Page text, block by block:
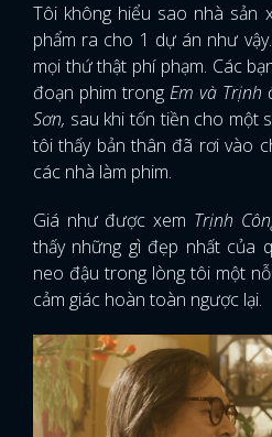
Tôi không hiểu sao nhà sản
phẩm ra cho 1 dự án như
mọi thứ thật phí phạm. Các
đoạn phim trong Em và Trịnh
Sơn, sau khi tốn tiền cho một
tôi thấy bản thân đã rơi vào
các nhà làm phim.
Giá như được xem Trịnh
thấy những gì đẹp nhất của
neo đậu trong lòng tôi một
cảm giác hoàn toàn ngược lại.